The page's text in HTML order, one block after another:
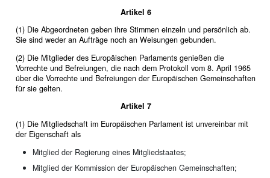
Artikel 6
(1) Die Abgeordneten geben ihre Stimmen einzeln und persönlich ab.
Sie sind weder an Aufträge noch an Weisungen gebunden.
(2) Die Mitglieder des Europäischen Parlaments genießen die
Vorrechte und Befreiungen, die nach dem Protokoll vom 8. April 1965
über die Vorrechte und Befreiungen der Europäischen Gemeinschaften
für sie gelten.
Artikel 7
(1) Die Mitgliedschaft im Europäischen Parlament ist unvereinbar mit
der Eigenschaft als
Mitglied der Regierung eines Mitgliedstaates;
Mitglied der Kommission der Europäischen Gemeinschaften;